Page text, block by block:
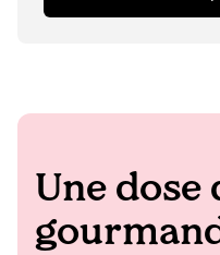
pour la décoration
Une dose